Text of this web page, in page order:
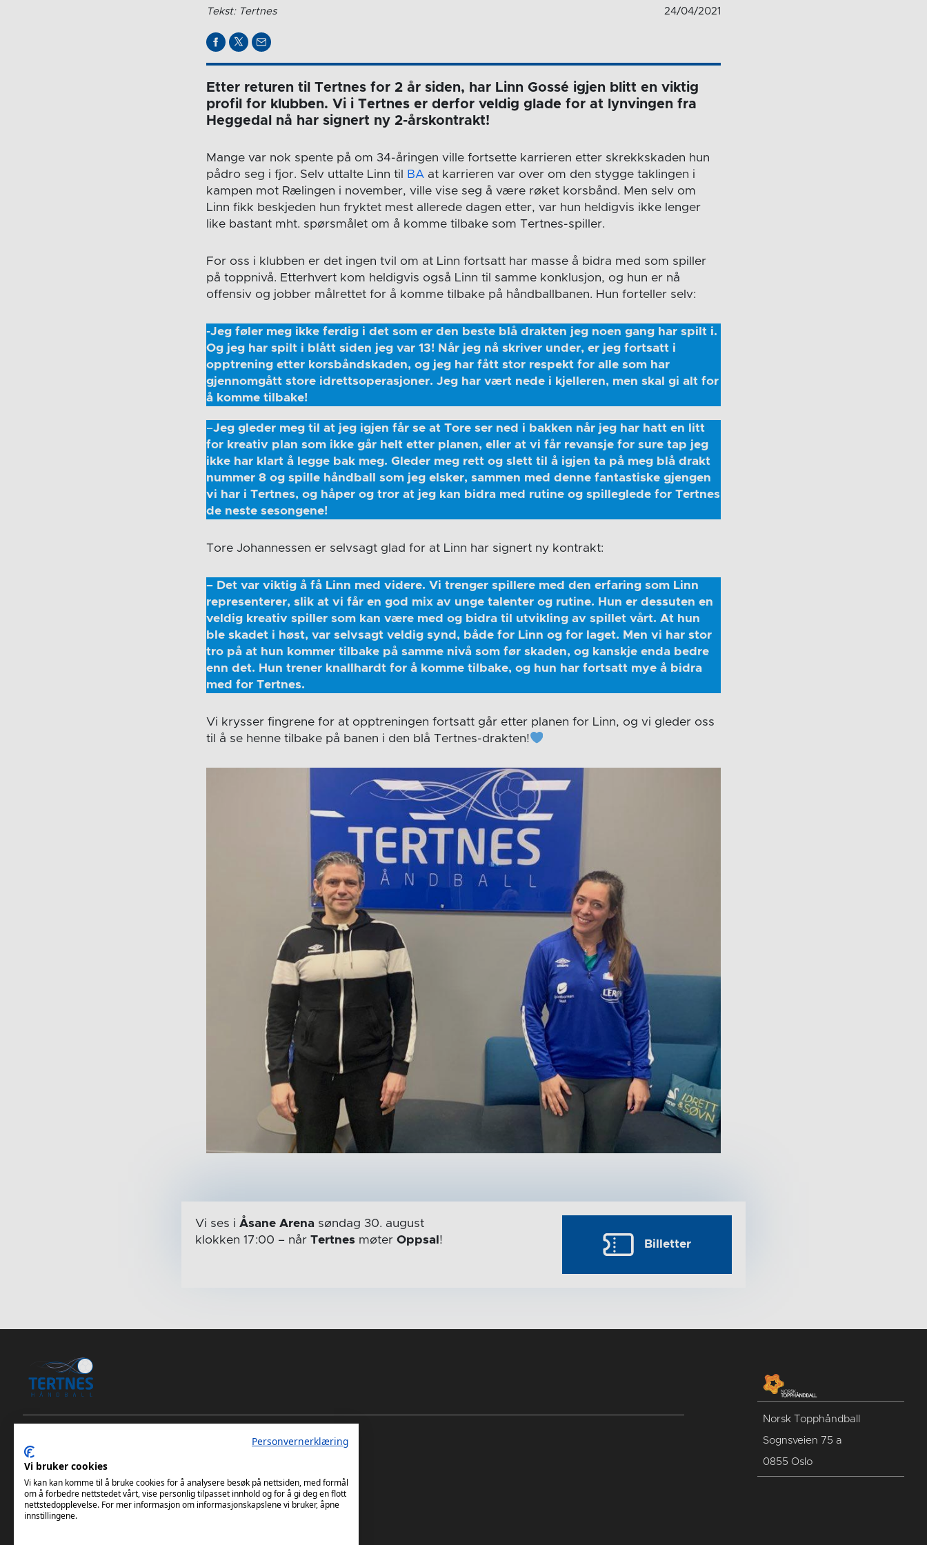
Tekst: Tertnes 24/04/2021
Etter returen til Tertnes for 2 år siden, har Linn Gossé igjen blitt en viktig
profil for klubben. Vi i Tertnes er derfor veldig glade for at lynvingen fra
Heggedal nå har signert ny 2-årskontrakt!
Mange var nok spente på om 34-åringen ville fortsette karrieren etter skrekkskaden hun
pådro seg i fjor. Selv uttalte Linn til
BA at karrieren var over om den stygge taklingen i
kampen mot Rælingen i november, ville vise seg å være røket korsbånd. Men selv om
Linn fikk beskjeden hun fryktet mest allerede dagen etter, var hun heldigvis ikke lenger
like bastant mht. spørsmålet om å komme tilbake som Tertnes-spiller.
For oss i klubben er det ingen tvil om at Linn fortsatt har masse å bidra med som spiller
på toppnivå. Etterhvert kom heldigvis også Linn til samme konklusjon, og hun er nå
offensiv og jobber målrettet for å komme tilbake på håndballbanen. Hun forteller selv:
-Jeg føler meg ikke ferdig i det som er den beste blå drakten jeg noen gang har spilt i.
Og jeg har spilt i blått siden jeg var 13! Når jeg nå skriver under, er jeg fortsatt i
opptrening etter korsbåndskaden, og jeg har fått stor respekt for alle som har
gjennomgått store idrettsoperasjoner. Jeg har vært nede i kjelleren, men skal gi alt for
å komme tilbake!
–Jeg gleder meg til at jeg igjen får se at Tore ser ned i bakken når jeg har hatt en litt
for kreativ plan som ikke går helt etter planen, eller at vi får revansje for sure tap jeg
ikke har klart å legge bak meg. Gleder meg rett og slett til å igjen ta på meg blå drakt
nummer 8 og spille håndball som jeg elsker, sammen med denne fantastiske gjengen
vi har i Tertnes, og håper og tror at jeg kan bidra med rutine og spilleglede for Tertnes
de neste sesongene!
Tore Johannessen er selvsagt glad for at Linn har signert ny kontrakt:
– Det var viktig å få Linn med videre. Vi trenger spillere med den erfaring som Linn
representerer, slik at vi får en god mix av unge talenter og rutine. Hun er dessuten en
veldig kreativ spiller som kan være med og bidra til utvikling av spillet vårt. At hun
ble skadet i høst, var selvsagt veldig synd, både for Linn og for laget. Men vi har stor
tro på at hun kommer tilbake på samme nivå som før skaden, og kanskje enda bedre
enn det. Hun trener knallhardt for å komme tilbake, og hun har fortsatt mye å bidra
med for Tertnes.
Vi krysser fingrene for at opptreningen fortsatt går etter planen for Linn, og vi gleder oss
til å se henne tilbake på banen i den blå Tertnes-drakten!
Vi ses i Åsane Arenasøndag 30. august
klokken 17:00 – når Tertnes møter Oppsal ! Billetter
Tertnes Håndball Elite Android App
Norsk Topphåndball
Sognsveien 75 a
0855 Oslo
Personvernerklæring
Vi bruker cookies
Vi kan kan komme til å bruke cookies for å analysere besøk på nettsiden, med formål
om å forbedre nettstedet vårt, vise personlig tilpasset innhold og for å gi deg en flott
nettstedopplevelse. For mer informasjon om informasjonskapslene vi bruker, åpne
innstillingene.